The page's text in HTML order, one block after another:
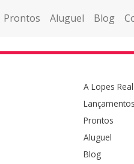
Prontos Aluguel Blog
A Lopes Real
Lançamentos
Prontos
Aluguel
Blog